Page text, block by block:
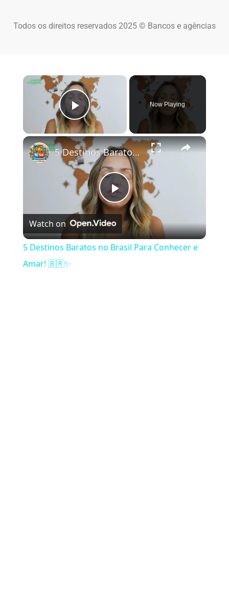
Todos os direitos reservados 2025 © Bancos e agências
×
Play Video
Now Playing
×
Play Video
5 Destinos Baratos no Brasil Para Conhecer e Amar! 🇧🇷✨
Watch on
5 Destinos Baratos no Brasil Para Conhecer e
Amar! 🇧🇷✨